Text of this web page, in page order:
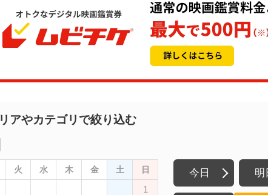
アやカテゴリで絞り込む
火 水 木 金 土 日
1
今日 明